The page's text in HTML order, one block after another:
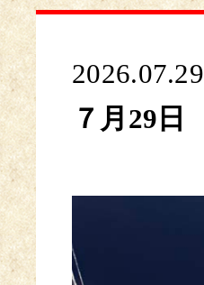
2026.07.29
７月29日